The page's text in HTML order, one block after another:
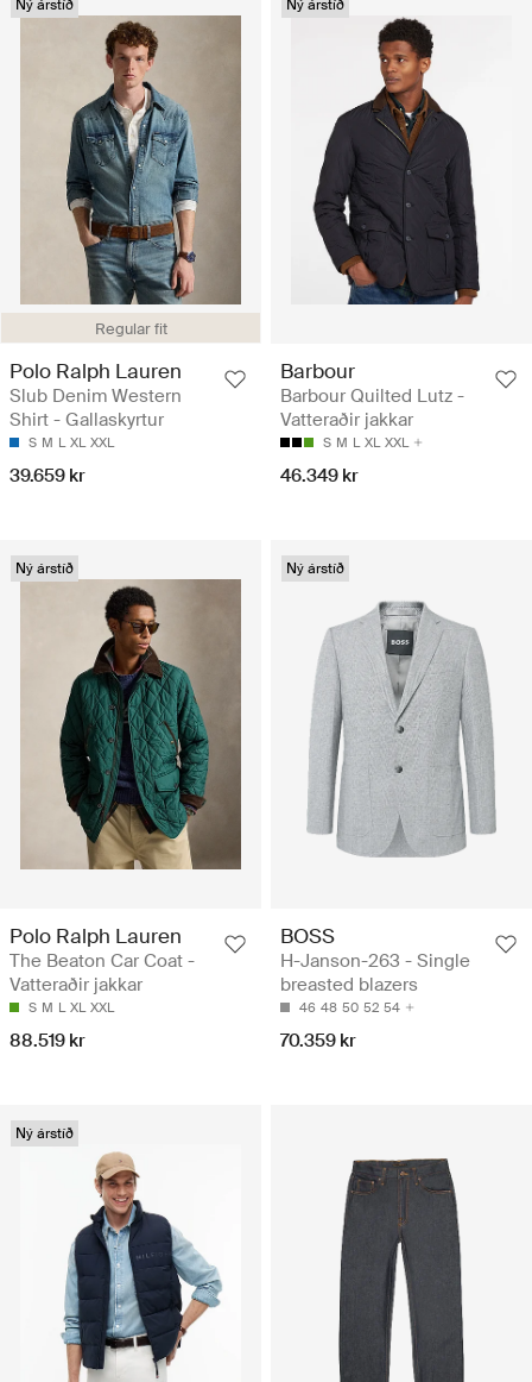
Regular fit
Ný árstíð
Polo Ralph Lauren
Slub Denim Western
Shirt - Gallaskyrtur
S M L XL XXL
39.659 kr
Ný árstíð
Barbour
Barbour Quilted Lutz -
Vatteraðir jakkar
S M L XL XXL
46.349 kr
Ný árstíð
Polo Ralph Lauren
The Beaton Car Coat -
Vatteraðir jakkar
S M L XL XXL
88.519 kr
Ný árstíð
BOSS
H-Janson-263 - Single
breasted blazers
46 48 50 52 54
70.359 kr
Ný árstíð